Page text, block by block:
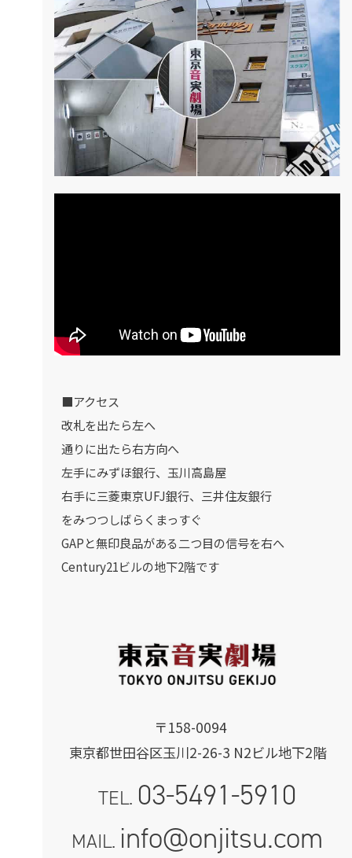
〒158-0094
東京都世田谷区玉川2-26-3 N2ビル地下2階
TEL. 03-5491-5910
MAIL. info@onjitsu.com
■アクセス
改札を出たら左へ
通りに出たら右方向へ
左手にみずほ銀行、玉川高島屋
右手に三菱東京UFJ銀行、三井住友銀行
をみつつしばらくまっすぐ
GAPと無印良品がある二つ目の信号を右へ
Century21ビルの地下2階です